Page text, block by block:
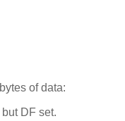
of data:
DF set.